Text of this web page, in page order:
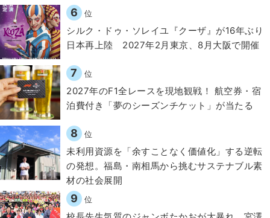
6 位
シルク・ドゥ・ソレイユ『クーザ』が16年ぶり
日本再上陸 2027年2月東京、8月大阪で開催
7 位
2027年のF1全レースを現地観戦！ 航空券・宿
泊費付き「夢のシーズンチケット」が当たる
8 位
​​未利用資源を「余すことなく価値化」する逆転
の発想。福島・南相馬から挑むサステナブル素
材の社会展開​
9 位